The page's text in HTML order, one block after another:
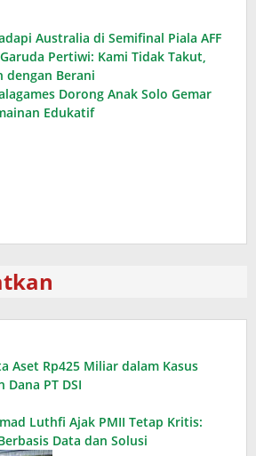
Australia di Semifinal Piala AFF
Pertiwi: Kami Tidak Takut,
dengan Berani
Dorong Anak Solo Gemar
Edukatif
Aset Rp425 Miliar dalam Kasus
Dana PT DSI
Luthfi Ajak PMII Tetap Kritis:
Data dan Solusi